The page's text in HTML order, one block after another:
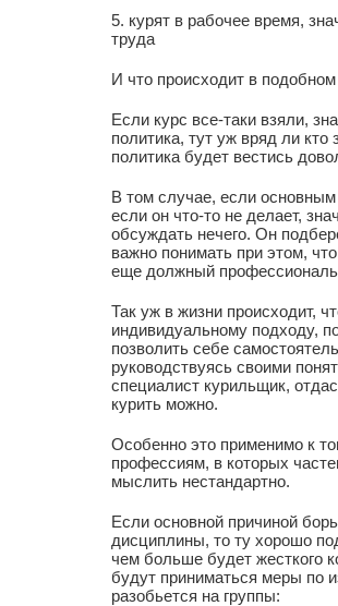
5. курят в рабочее время,
труда
И что происходит в
Если курс все-таки взяли,
политика, тут уж вряд ли
политика будет вестись
В том случае, если
если он что-то не делает,
обсуждать нечего. Он
важно понимать при этом,
еще должный
Так уж в жизни происходит,
индивидуальному подходу,
позволить себе
руководствуясь своими
специалист курильщик,
курить можно.
Особенно это применимо к
профессиям, в которых
мыслить нестандартно.
Если основной причиной
дисциплины, то ту хорошо
чем больше будет жесткого
будут приниматься меры по
разобьется на группы: